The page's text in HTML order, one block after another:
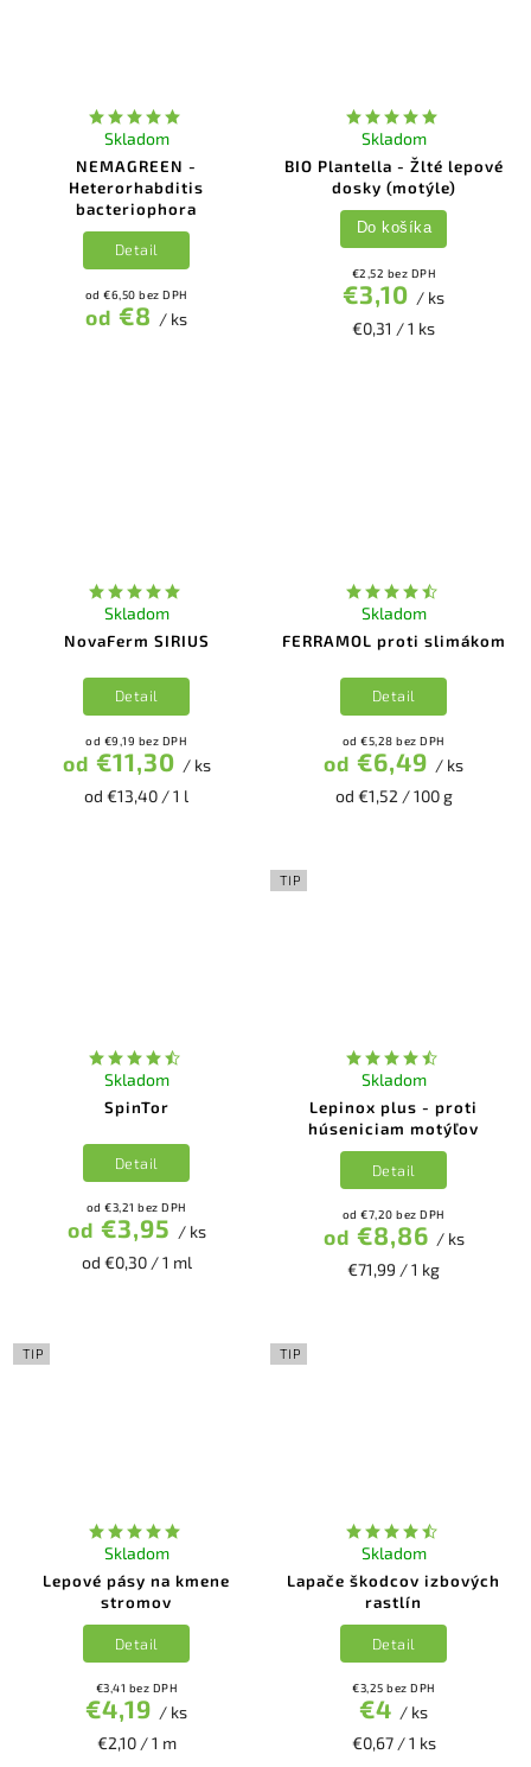
NEMAGREEN -
Heterorhabditis
bacteriophora
Skladom
od €6,50 bez DPH
od €8 / ks
Detail
BIO Plantella - Žlté lepové
dosky (motýle)
Skladom
€2,52 bez DPH
€3,10 / ks
€0,31 / 1 ks
Do košíka
NovaFerm SIRIUS
Skladom
od €9,19 bez DPH
od €11,30 / ks
od €13,40 / 1 l
Detail
FERRAMOL proti slimákom
Skladom
od €5,28 bez DPH
od €6,49 / ks
od €1,52 / 100 g
Detail
SpinTor
Skladom
od €3,21 bez DPH
od €3,95 / ks
od €0,30 / 1 ml
Detail
TIP
Lepinox plus - proti
húseniciam motýľov
Skladom
od €7,20 bez DPH
od €8,86 / ks
€71,99 / 1 kg
Detail
TIP
Lepové pásy na kmene
stromov
Skladom
€3,41 bez DPH
€4,19 / ks
€2,10 / 1 m
Detail
TIP
Lapače škodcov izbových
rastlín
Skladom
€3,25 bez DPH
€4 / ks
€0,67 / 1 ks
Detail